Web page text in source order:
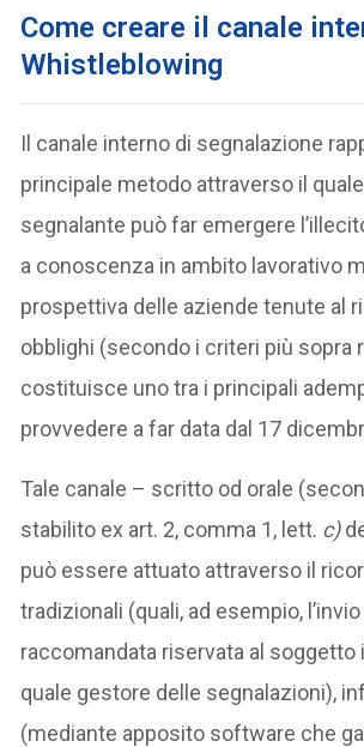
Come creare il canale
Whistleblowing
Il canale interno di segnalazione
principale metodo attraverso il
segnalante può far emergere
a conoscenza in ambito lavorativo
prospettiva delle aziende tenute al
obblighi (secondo i criteri più sopra
costituisce uno tra i principali
provvedere a far data dal 17
Tale canale – scritto od orale
stabilito ex art. 2, comma 1, lett. c)
può essere attuato attraverso il
tradizionali (quali, ad esempio,
raccomandata riservata al soggetto
quale gestore delle segnalazioni),
(mediante apposito software che